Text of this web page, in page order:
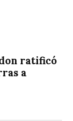
ratificó
a